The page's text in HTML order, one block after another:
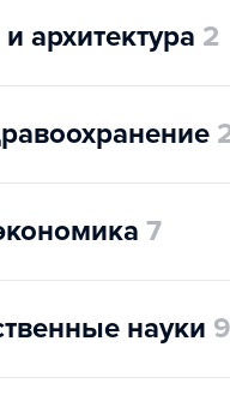
архитектура 2
7
науки 9